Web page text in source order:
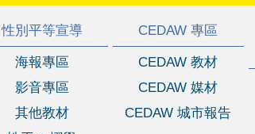
性別平等宣導
海報專區
影音專區
其他教材
CEDAW 專區
CEDAW 教材
CEDAW 媒材
CEDAW 城市報告